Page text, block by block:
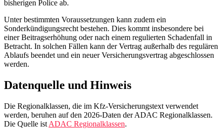
bisherigen Police ab.
Unter bestimmten Voraussetzungen kann zudem ein
Sonderkündigungsrecht bestehen. Dies kommt insbesondere bei
einer Beitragserhöhung oder nach einem regulierten Schadenfall in
Betracht. In solchen Fällen kann der Vertrag außerhalb des regulären
Ablaufs beendet und ein neuer Versicherungsvertrag abgeschlossen
werden.
Datenquelle und Hinweis
Die Regionalklassen, die im Kfz‑Versicherungstext verwendet
werden, beruhen auf den 2026‑Daten der ADAC Regionalklassen.
Die Quelle ist ADAC Regionalklassen.